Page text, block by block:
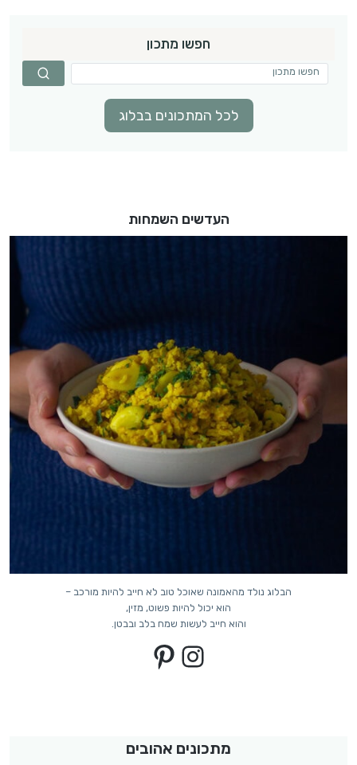
חפשו מתכון
לכל המתכונים בבלוג
העדשים השמחות
הבלוג נולד מהאמונה שאוכל טוב לא חייב להיות מורכב –
הוא יכול להיות פשוט, מזין,
והוא חייב לעשות שמח בלב ובבטן.
Instagram
Pinterest
מתכונים אהובים